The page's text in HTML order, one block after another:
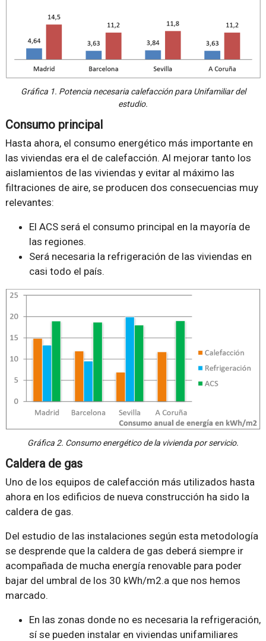
Gráfica 1. Potencia necesaria calefacción para Unifamiliar del
estudio.
Consumo principal
Hasta ahora, el consumo energético más importante en
las viviendas era el de calefacción. Al mejorar tanto los
aislamientos de las viviendas y evitar al máximo las
filtraciones de aire, se producen dos consecuencias muy
relevantes:
El ACS será el consumo principal en la mayoría de
las regiones.
Será necesaria la refrigeración de las viviendas en
casi todo el país.
Gráfica 2. Consumo energético de la vivienda por servicio.
Caldera de gas
Uno de los equipos de calefacción más utilizados hasta
ahora en los edificios de nueva construcción ha sido la
caldera de gas.
Del estudio de las instalaciones según esta metodología
se desprende que la caldera de gas deberá siempre ir
acompañada de mucha energía renovable para poder
bajar del umbral de los 30 kWh/m2.a que nos hemos
marcado.
En las zonas donde no es necesaria la refrigeración,
sí se pueden instalar en viviendas unifamiliares